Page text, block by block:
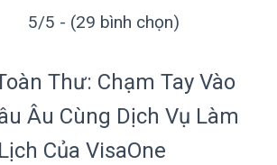
5/5 - (29 bình chọn)
Thư: Chạm Tay Vào
Âu Cùng Dịch Vụ Làm
Của VisaOne